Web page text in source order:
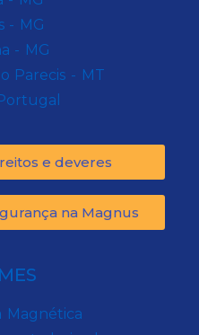
- MG
- MG
Parecis - MT
e deveres
na Magnus
Magnética